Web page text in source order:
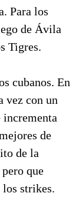
Para los
de Ávila
Tigres.
cubanos. En
vez con un
incrementa
de
de la
que
los strikes.